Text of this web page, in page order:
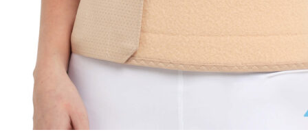
ИНДИВИДУАЛЬНЫЕ ОРТОПЕДИЧЕСКИЕ